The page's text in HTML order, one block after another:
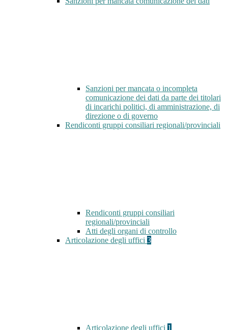
Sanzioni per mancata o incompleta
comunicazione dei dati da parte dei titolari
di incarichi politici, di amministrazione, di
direzione o di governo
Rendiconti gruppi consiliari regionali/provinciali
Rendiconti gruppi consiliari
regionali/provinciali
Atti degli organi di controllo
Articolazione degli uffici 3
Articolazione degli uffici 1